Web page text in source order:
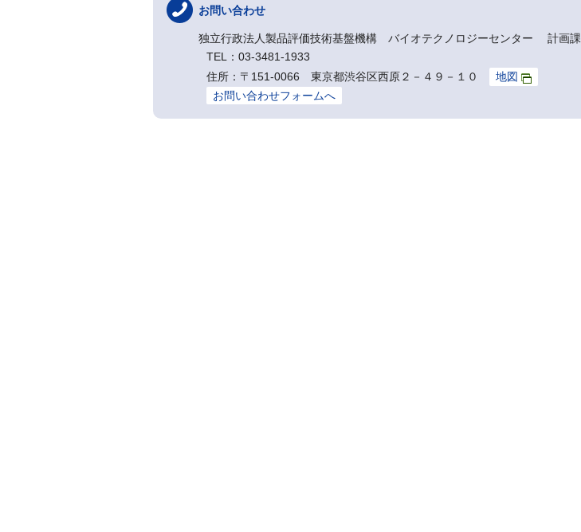
お問い合わせ
独立行政法人製品評価技術基盤機構 バイオテクノロジーセンター 計画課
TEL：03-3481-1933
住所：〒151-0066 東京都渋谷区西原２－４９－１０
地図
お問い合わせフォームへ